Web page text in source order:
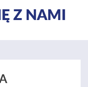
Z NAMI